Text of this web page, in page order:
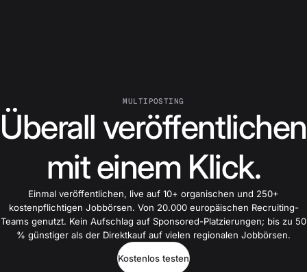
MULTIPOSTING
Überall veröffentlichen
mit einem Klick.
Einmal veröffentlichen, live auf 10+ organischen und 250+
kostenpflichtigen Jobbörsen. Von 20.000 europäischen Recruiting-
Teams genutzt. Kein Aufschlag auf Sponsored-Platzierungen; bis zu 50
% günstiger als der Direktkauf auf vielen regionalen Jobbörsen.
Kostenlos testen